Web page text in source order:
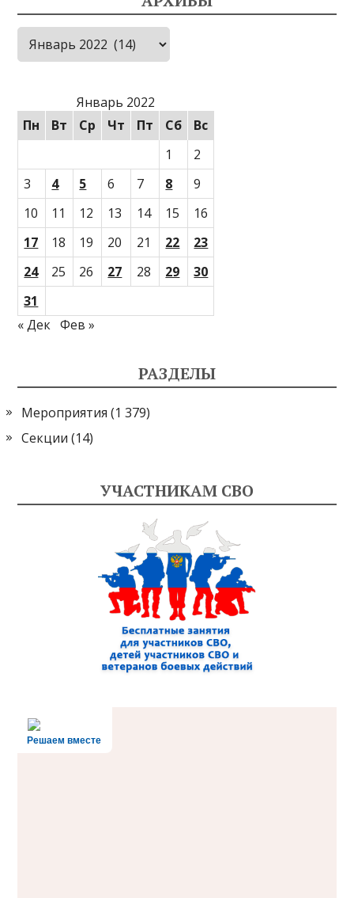
Архивы
Январь 2022
Пн
Вт Ср Чт Пт Сб
Вс
1
2
3
4 5 6 7 8
9
10
11 12 13 14 15
16
17
18 19 20 21 22
23
24
25 26 27 28 29
30
31
« Дек Фев »
РАЗДЕЛЫ
Мероприятия (1 379)
Секции (14)
УЧАСТНИКАМ СВО
Решаем вместе